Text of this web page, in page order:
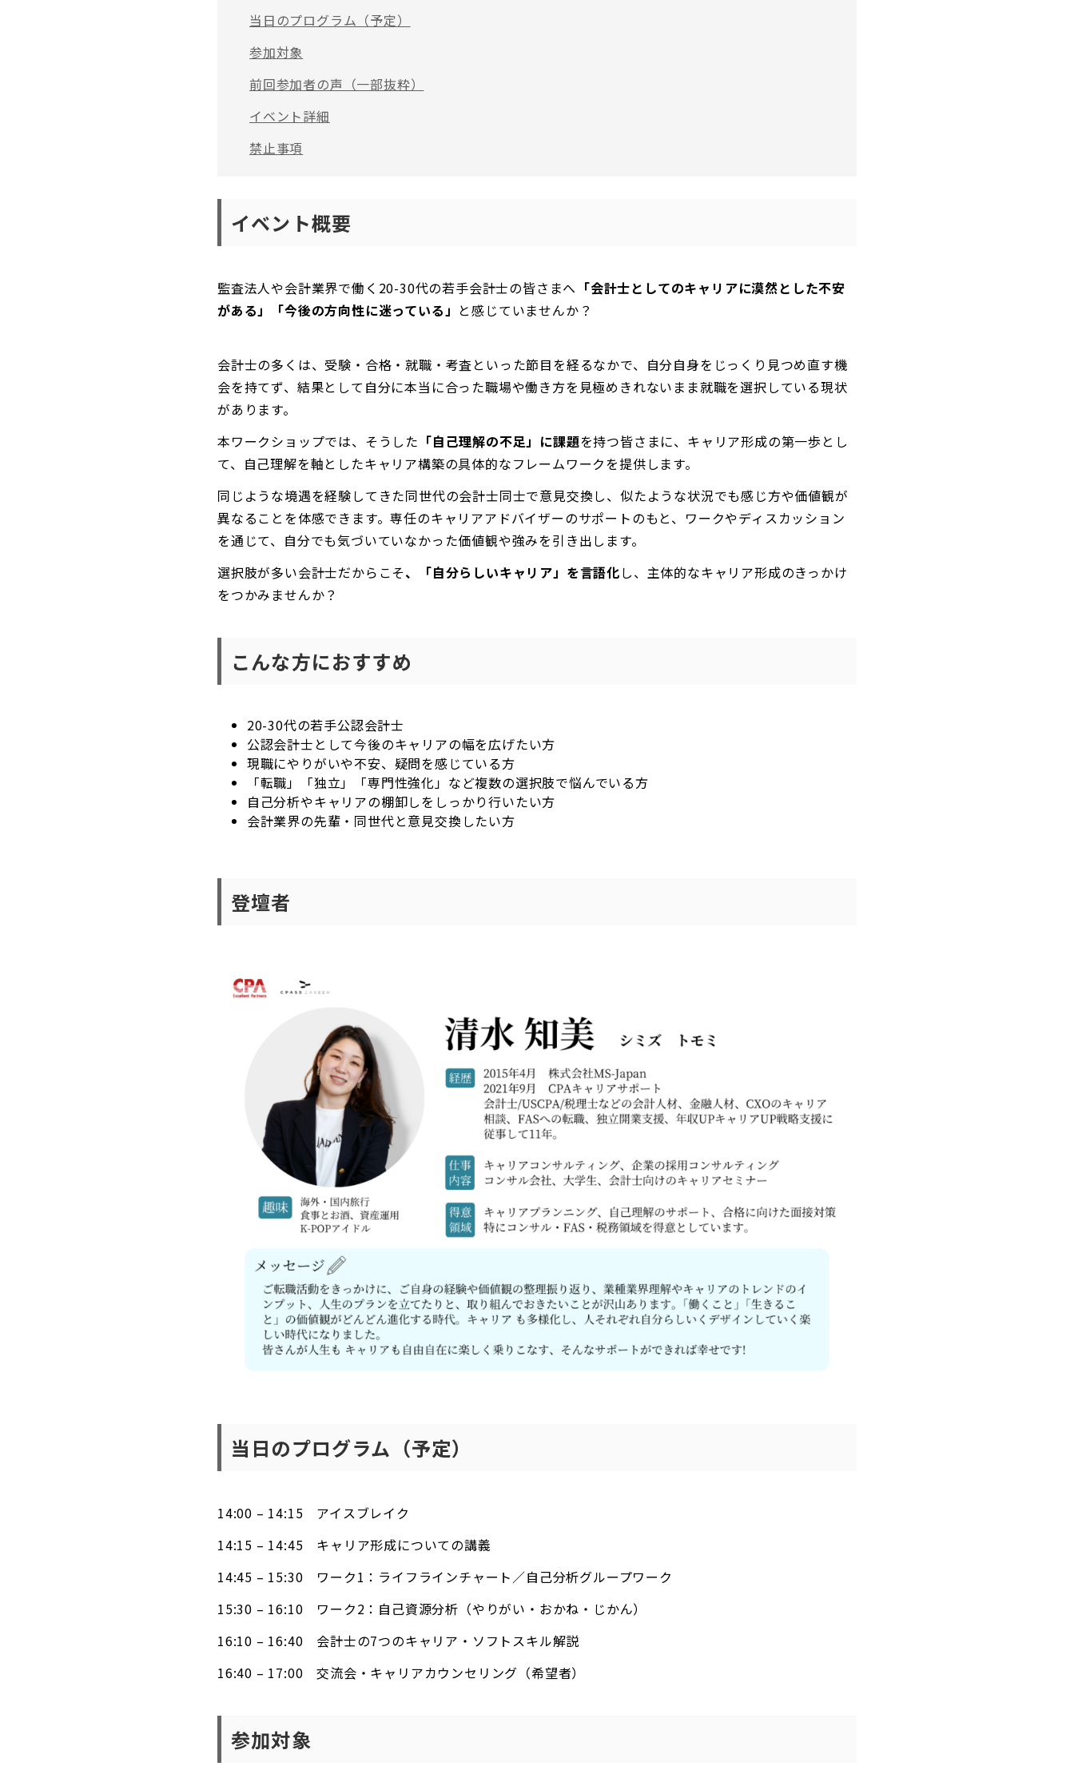
当日のプログラム（予定）
参加対象
前回参加者の声（一部抜粋）
イベント詳細
禁止事項
イベント概要
監査法人や会計業界で働く20-30代の若手会計士の皆さまへ―― 「会計士としてのキャリアに漠然とした不安
がある」「今後の方向性に迷っている」 と感じていませんか？
会計士の多くは、受験・合格・就職・考査といった節目を経るなかで、自分自身をじっくり見つめ直す機
会を持てず、結果として自分に本当に合った職場や働き方を見極めきれないまま就職を選択している現状
があります。
本ワークショップでは、そうした 「自己理解の不足」に課題を持つ皆さまに、キャリア形成の第一歩とし
て、自己理解を軸としたキャリア構築の具体的なフレームワークを提供します。
同じような境遇を経験してきた同世代の会計士同士で意見交換し、似たような状況でも感じ方や価値観が
異なることを体感できます。専任のキャリアアドバイザーのサポートのもと、ワークやディスカッション
を通じて、自分でも気づいていなかった価値観や強みを引き出します。
選択肢が多い会計士だからこそ、「自分らしいキャリア」を言語化し、主体的なキャリア形成のきっかけ
をつかみませんか？
こんな方におすすめ
20-30代の若手公認会計士
公認会計士として今後のキャリアの幅を広げたい方
現職にやりがいや不安、疑問を感じている方
「転職」「独立」「専門性強化」など複数の選択肢で悩んでいる方
自己分析やキャリアの棚卸しをしっかり行いたい方
会計業界の先輩・同世代と意見交換したい方
登壇者
当日のプログラム（予定）
14:00 – 14:15 アイスブレイク
14:15 – 14:45 キャリア形成についての講義
14:45 – 15:30 ワーク1：ライフラインチャート／自己分析グループワーク
15:30 – 16:10 ワーク2：自己資源分析（やりがい・おかね・じかん）
16:10 – 16:40 会計士の7つのキャリア・ソフトスキル解説
16:40 – 17:00 交流会・キャリアカウンセリング（希望者）
参加対象